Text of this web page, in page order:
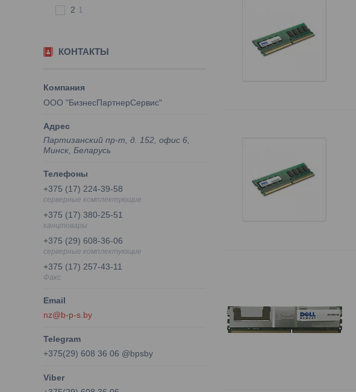
2 1
КОНТАКТЫ
ООО "БизнесПартнерСервис"
Партизанский пр-т, д. 152, офис 6,
Минск, Беларусь
+375 (17) 224-39-58
серверные комплектующие
+375 (17) 380-25-51
канцтовары
+375 (29) 608-36-06
серверные комплектующие
+375 (17) 257-43-11
Факс
nz@b-p-s.by
+375(29) 608 36 06 @bpsby